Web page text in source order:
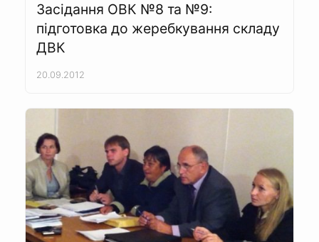
Засідання ОВК №8 та №9:
підготовка до жеребкування складу
ДВК
20.09.2012